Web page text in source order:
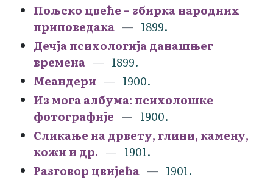
Пољско цвеће – збирка народних
приповедака
1899.
Дечја психологија данашњег
времена
1899.
Меандери
1900.
Из могa албума: психолошке
фотографије
1900.
Сликање на дрвету, глини, камену,
кожи и др.
1901.
Разговор цвијећа
1901.